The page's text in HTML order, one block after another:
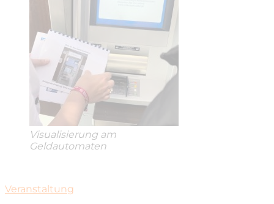
Visualisierung am
Geldautomaten
Veranstaltung